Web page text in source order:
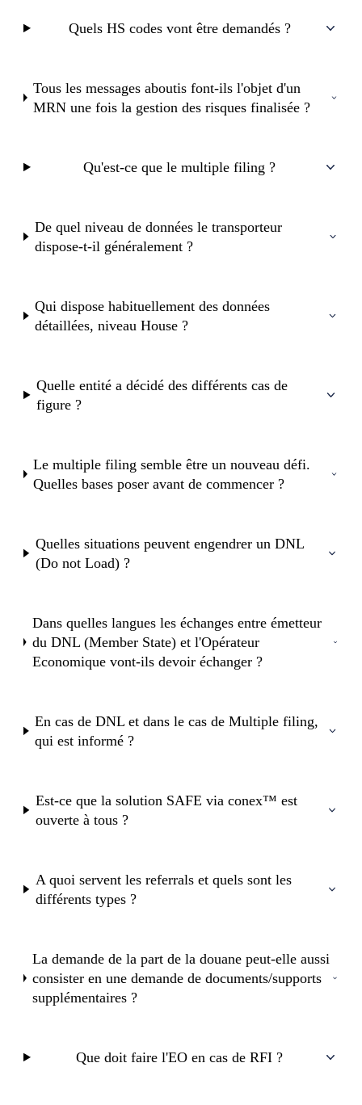
Quels HS codes vont être demandés ?
Tous les messages aboutis font-ils l'objet d'un
MRN une fois la gestion des risques finalisée ?
Qu'est-ce que le multiple filing ?
De quel niveau de données le transporteur
dispose-t-il généralement ?
Qui dispose habituellement des données
détaillées, niveau House ?
Quelle entité a décidé des différents cas de
figure ?
Le multiple filing semble être un nouveau défi.
Quelles bases poser avant de commencer ?
Quelles situations peuvent engendrer un DNL
(Do not Load) ?
Dans quelles langues les échanges entre émetteur
du DNL (Member State) et l'Opérateur
Economique vont-ils devoir échanger ?
En cas de DNL et dans le cas de Multiple filing,
qui est informé ?
Est-ce que la solution SAFE via conex™ est
ouverte à tous ?
A quoi servent les referrals et quels sont les
différents types ?
La demande de la part de la douane peut-elle aussi
consister en une demande de documents/supports
supplémentaires ?
Que doit faire l'EO en cas de RFI ?